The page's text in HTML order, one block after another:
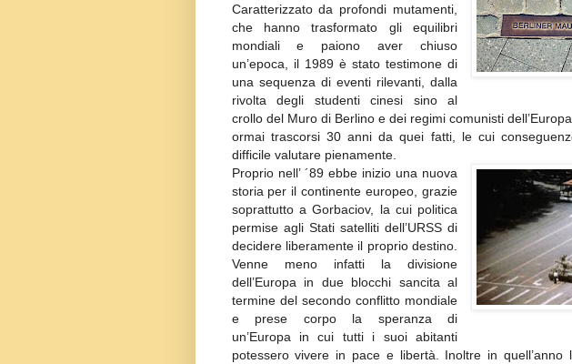
Caratterizzato da profondi mutamenti,
che hanno trasformato gli equilibri
mondiali e paiono aver chiuso
un’epoca, il 1989 è stato testimone di
una sequenza di eventi rilevanti, dalla
rivolta degli studenti cinesi sino al
crollo del Muro di Berlino e dei regimi comunisti
ormai trascorsi 30 anni da quei fatti, le cui
difficile valutare pienamente.
Proprio nell’ ´89 ebbe inizio una nuova
storia per il continente europeo, grazie
soprattutto a Gorbaciov, la cui politica
permise agli Stati satelliti dell’URSS di
decidere liberamente il proprio destino.
Venne meno infatti la divisione
dell’Europa in due blocchi sancita al
termine del secondo conflitto mondiale
e prese corpo la speranza di
un’Europa in cui tutti i suoi abitanti
potessero vivere in pace e libertà. Inoltre in quell’anno